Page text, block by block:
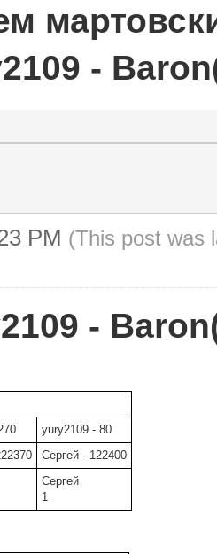
-
PM (This post was
-
yury2109 - 80
Сергей - 122400
Сергей
1